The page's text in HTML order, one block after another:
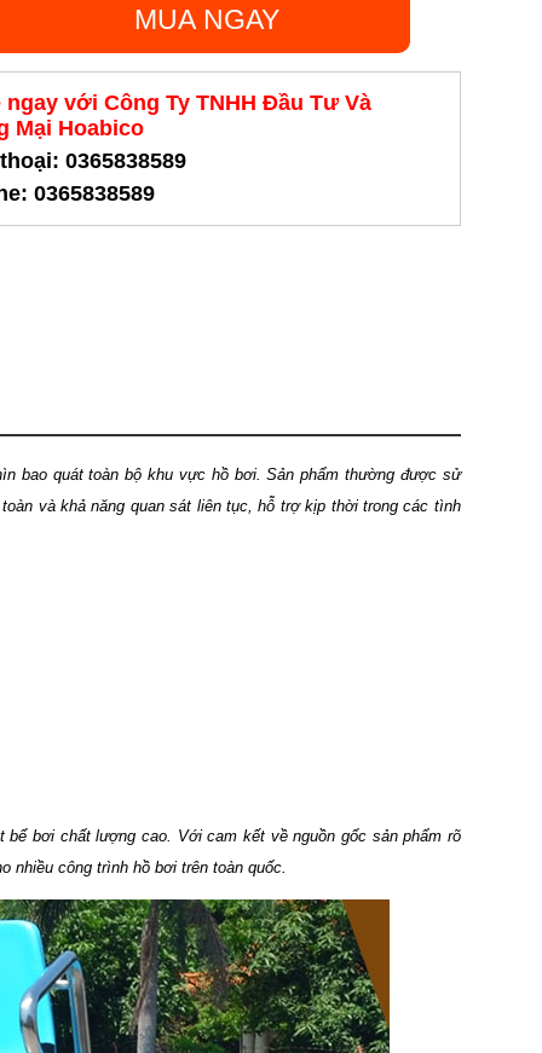
MUA NGAY
ngay với Công Ty TNHH Đầu Tư Và
Mại Hoabico
0365838589
0365838589
bao quát toàn bộ khu vực hồ bơi. Sản phẩm thường được sử
và khả năng quan sát liên tục, hỗ trợ kịp thời trong các tình
bơi chất lượng cao. Với cam kết về nguồn gốc sản phẩm rõ
nhiều công trình hồ bơi trên toàn quốc.